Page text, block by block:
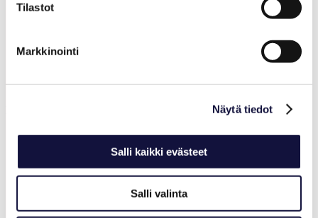
Tilastot
Markkinointi
Näytä tiedot
Salli kaikki evästeet
Salli valinta
Näytteilleasettajat voivat ammattimessujen yhteydessä tilata
suoraan yhteydessä
. Finnrestan valikoimissa on
runsaasti vaihtoehtoja, niin ruuassa kuin juomissa.
Onko tapahtumissamme käytössä koronapassi?
mukaan poissa käytöstä. Seuraamme ohjeistuksia ja toimimme
Näytetäänkö ovella rokotustodistus tai negatiivinen